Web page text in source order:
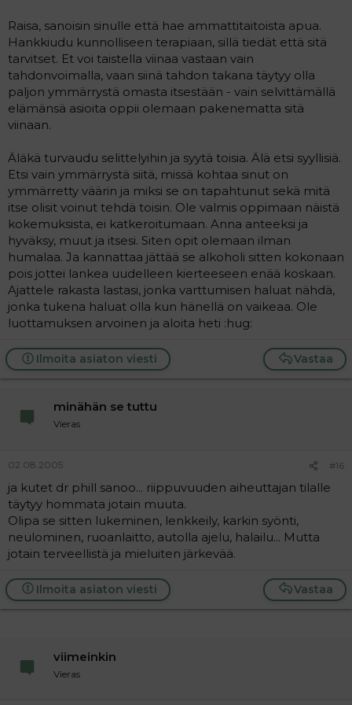
Raisa, sanoisin sinulle että hae ammattitaitoista apua.
Hankkiudu kunnolliseen terapiaan, sillä tiedät että sitä
tarvitset. Et voi taistella viinaa vastaan vain
tahdonvoimalla, vaan siinä tahdon takana täytyy olla
paljon ymmärrystä omasta itsestään - vain selvittämällä
elämänsä asioita oppii olemaan pakenematta sitä
viinaan.
Äläkä turvaudu selittelyihin ja syytä toisia. Älä etsi syyllisiä.
Etsi vain ymmärrystä siitä, missä kohtaa sinut on
ymmärretty väärin ja miksi se on tapahtunut sekä mitä
itse olisit voinut tehdä toisin. Ole valmis oppimaan näistä
kokemuksista, ei katkeroitumaan. Anna anteeksi ja
hyväksy, muut ja itsesi. Siten opit olemaan ilman
humalaa. Ja kannattaa jättää se alkoholi sitten kokonaan
pois jottei lankea uudelleen kierteeseen enää koskaan.
Ajattele rakasta lastasi, jonka varttumisen haluat nähdä,
jonka tukena haluat olla kun hänellä on vaikeaa. Ole
luottamuksen arvoinen ja aloita heti :hug:
Vastaa
Ilmoita asiaton viesti
minähän se tuttu
Vieras
02.08.2005 #16
ja kutet dr phill sanoo... riippuvuuden aiheuttajan tilalle
täytyy hommata jotain muuta.
Olipa se sitten lukeminen, lenkkeily, karkin syönti,
neulominen, ruoanlaitto, autolla ajelu, halailu... Mutta
jotain terveellistä ja mieluiten järkevää.
Vastaa
Ilmoita asiaton viesti
viimeinkin
Vieras